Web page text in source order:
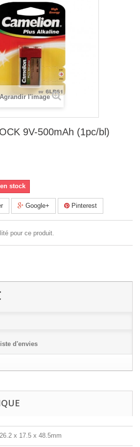
Agrandir l'image
9V-500mAh (1pc/bl)
stock
Google+ Pinterest
pour ce produit.
d'envies
26.2 x 17.5 x 48.5mm